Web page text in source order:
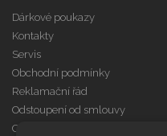
Dárkové poukazy
Kontakty
Servis
Obchodní podmínky
Reklamační řád
Odstoupení od smlouvy
Cookies